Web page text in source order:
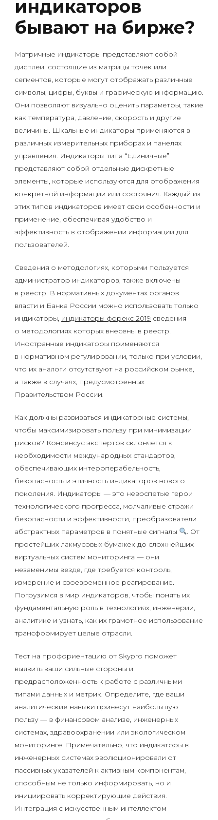
индикаторов
бывают на бирже?
Матричные индикаторы представляют собой
дисплеи, состоящие из матрицы точек или
сегментов, которые могут отображать различные
символы, цифры, буквы и графическую информацию.
Они позволяют визуально оценить параметры, такие
как температура, давление, скорость и другие
величины. Шкальные индикаторы применяются в
различных измерительных приборах и панелях
управления. Индикаторы типа “Единичные”
представляют собой отдельные дискретные
элементы, которые используются для отображения
конкретной информации или состояния. Каждый из
этих типов индикаторов имеет свои особенности и
применение, обеспечивая удобство и
эффективность в отображении информации для
пользователей.
Сведения о методологиях, которыми пользуется
администратор индикаторов, также включены
в реестр. В нормативных документах органов
власти и Банка России можно использовать только
индикаторы, индикаторы форекс 2019 сведения
о методологиях которых внесены в реестр.
Иностранные индикаторы применяются
в нормативном регулировании, только при условии,
что их аналоги отсутствуют на российском рынке,
а также в случаях, предусмотренных
Правительством России.
Как должны развиваться индикаторные системы,
чтобы максимизировать пользу при минимизации
рисков? Консенсус экспертов склоняется к
необходимости международных стандартов,
обеспечивающих интероперабельность,
безопасность и этичность индикаторов нового
поколения. Индикаторы — это невоспетые герои
технологического прогресса, молчаливые стражи
безопасности и эффективности, преобразователи
абстрактных параметров в понятные сигналы
. От
простейших лакмусовых бумажек до сложнейших
виртуальных систем мониторинга — они
незаменимы везде, где требуется контроль,
измерение и своевременное реагирование.
Погрузимся в мир индикаторов, чтобы понять их
фундаментальную роль в технологиях, инженерии,
аналитике и узнать, как их грамотное использование
трансформирует целые отрасли.
Тест на профориентацию от Skypro поможет
выявить ваши сильные стороны и
предрасположенность к работе с различными
типами данных и метрик. Определите, где ваши
аналитические навыки принесут наибольшую
пользу — в финансовом анализе, инженерных
системах, здравоохранении или экологическом
мониторинге. Примечательно, что индикаторы в
инженерных системах эволюционировали от
пассивных указателей к активным компонентам,
способным не только информировать, но и
инициировать корректирующие действия.
Интеграция с искусственным интеллектом